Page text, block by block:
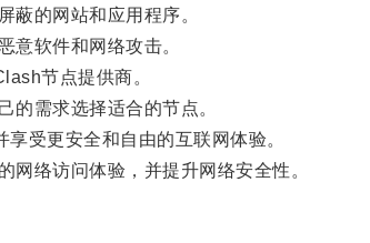
的网站和应用程序。
软件和网络攻击。
节点提供商。
需求选择适合的节点。
受更安全和自由的互联网体验。
络访问体验，并提升网络安全性。